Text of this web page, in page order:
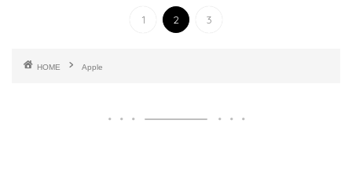
1 2 3
HOME Apple